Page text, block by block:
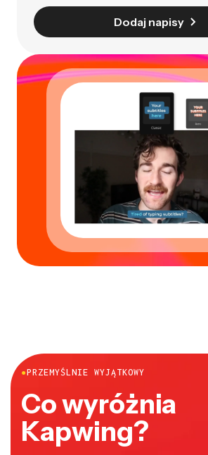
Dodaj napisy
●PRZEMYŚLNIE WYJĄTKOWY
Co wyróżnia
Kapwing?